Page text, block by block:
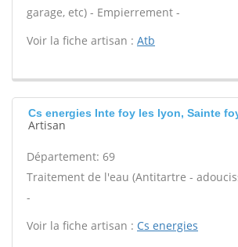
garage, etc) - Empierrement -
Voir la fiche artisan : Atb
Cs energies Inte foy les lyon, Sainte
Artisan
Département: 69
Traitement de l'eau (Antitartre -
-
Voir la fiche artisan : Cs energies